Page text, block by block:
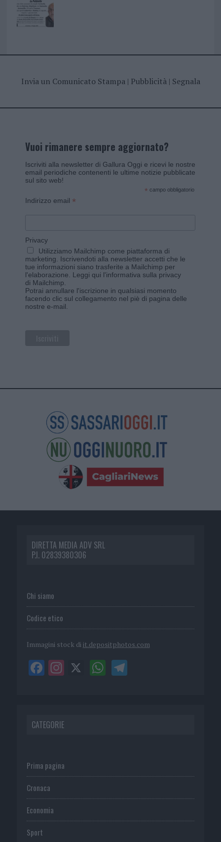
Invia un Comunicato Stampa| Pubblicità| Segnala
Vuoi rimanere sempre aggiornato?
Iscriviti alla newsletter di Gallura Oggi e ricevi le nostre
email periodiche contenenti le ultime notizie pubblicate
sul sito web!
* campo obbligatorio
Indirizzo email *
Privacy
Utilizziamo Mailchimp come piattaforma di
marketing. Iscrivendoti alla newsletter accetti che le
tue informazioni siano trasferite a Mailchimp per
l'elaborazione. Leggi qui l'informativa sulla privacy
di Mailchimp
Potrai annullare l'iscrizione in qualsiasi momento
facendo clic sul collegamento nel piè di pagina delle
nostre e-mail.
DIRETTA MEDIA ADV SRL
P.I. 02839380306
Chi siamo
Codice etico
Immagini stock di it.depositphotos.com
CATEGORIE
Prima pagina
Cronaca
Economia
Sport